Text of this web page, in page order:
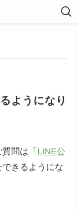
ようになり
問は「 LINE公
できるようにな